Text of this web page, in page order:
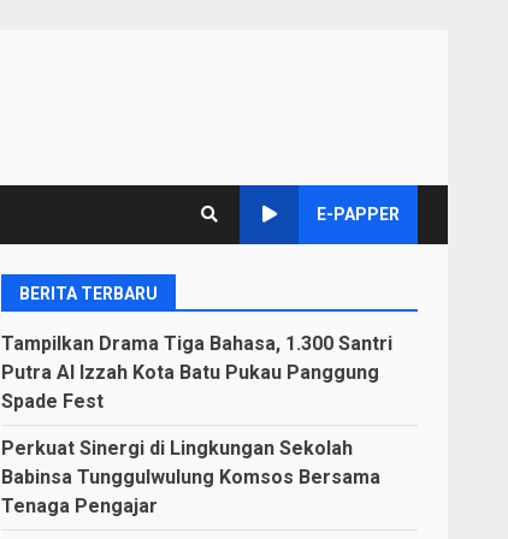
E-PAPPER
BERITA TERBARU
Tampilkan Drama Tiga Bahasa, 1.300 Santri
Putra Al Izzah Kota Batu Pukau Panggung
Spade Fest
Perkuat Sinergi di Lingkungan Sekolah
Babinsa Tunggulwulung Komsos Bersama
Tenaga Pengajar